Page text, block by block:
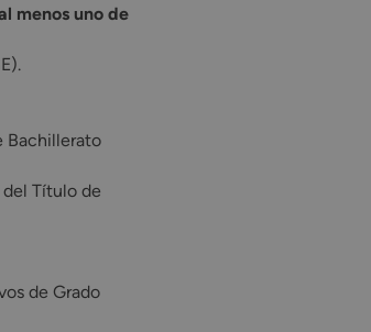
menos uno de
Bachillerato
Título de
de Grado